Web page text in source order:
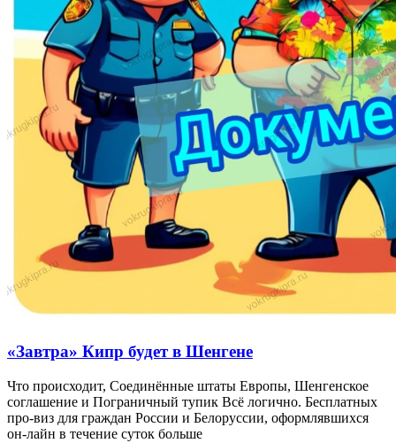
«Завтра» Кипр будет в Шенгене
Что происходит, Соединённые штаты Европы, Шенгенское
соглашение и Пограничный тупик Всё логично. Бесплатных
про-виз для граждан России и Белоруссии, оформлявшихся
он-лайн в течение суток больше